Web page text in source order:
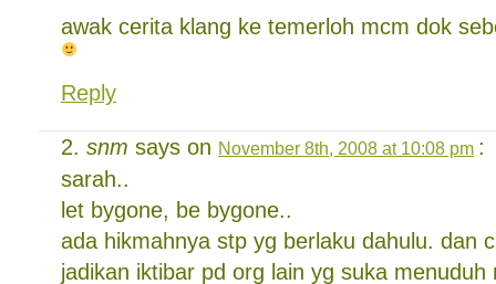
awak cerita klang ke temerloh mcm dok
Reply
snm says on November 8th, 2008 at 10:08 pm :
sarah..
let bygone, be bygone..
ada hikmahnya stp yg berlaku dahulu. dan
jadikan iktibar pd org lain yg suka menuduh